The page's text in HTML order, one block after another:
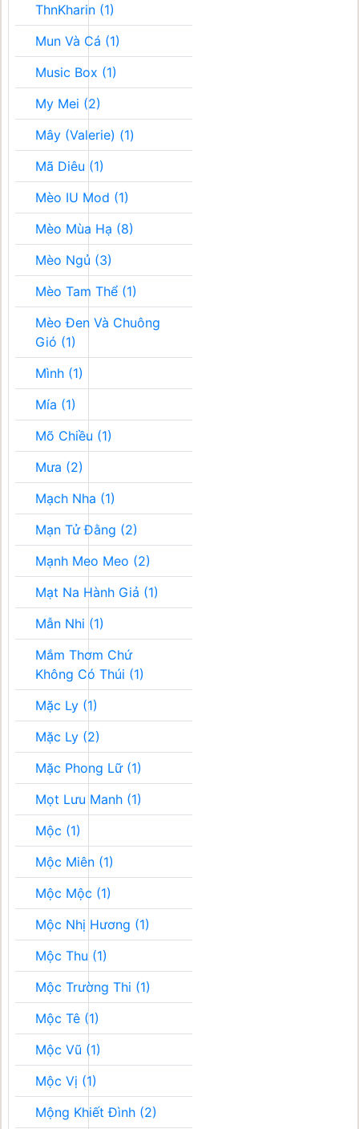
ThnKharin (1)
Mun Và Cá (1)
Music Box (1)
My Mei (2)
Mây (Valerie) (1)
Mã Diêu (1)
Mèo IU Mod (1)
Mèo Mùa Hạ (8)
Mèo Ngủ (3)
Mèo Tam Thể (1)
Mèo Đen Và Chuông
Gió (1)
Mình (1)
Mía (1)
Mõ Chiều (1)
Mưa (2)
Mạch Nha (1)
Mạn Tử Đằng (2)
Mạnh Meo Meo (2)
Mạt Na Hành Giả (1)
Mẫn Nhi (1)
Mắm Thơm Chứ
Không Có Thúi (1)
Mặc Ly (1)
Mặc Ly (2)
Mặc Phong Lữ (1)
Mọt Lưu Manh (1)
Mộc (1)
Mộc Miên (1)
Mộc Mộc (1)
Mộc Nhị Hương (1)
Mộc Thu (1)
Mộc Trường Thi (1)
Mộc Tê (1)
Mộc Vũ (1)
Mộc Vị (1)
Mộng Khiết Đình (2)